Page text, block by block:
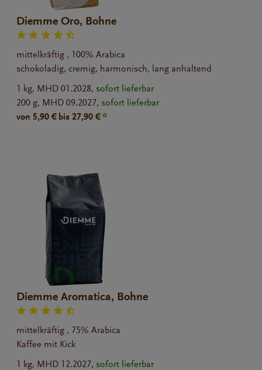
Diemme Oro, Bohne
mittelkräftig , 100% Arabica
schokoladig, cremig, harmonisch, lang anhaltend
1 kg, MHD 01.2028, sofort lieferbar
200 g, MHD 09.2027, sofort lieferbar
von 5,90 € bis 27,90 € *
Diemme Aromatica, Bohne
mittelkräftig , 75% Arabica
Kaffee mit Kick
1 kg, MHD 12.2027, sofort lieferbar